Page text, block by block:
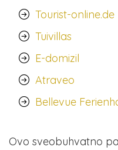
Tourist-online.de
Tuivillas
E-domizil
Atraveo
Bellevue
Ovo sveobuhvatno